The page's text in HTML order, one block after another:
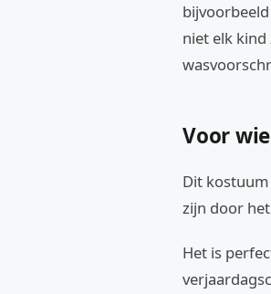
niet elk
Voor
Dit
zijn door
Het is